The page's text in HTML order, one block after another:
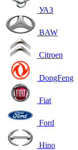
УАЗ
BAW
Citroen
DongFeng
Fiat
Ford
Hino